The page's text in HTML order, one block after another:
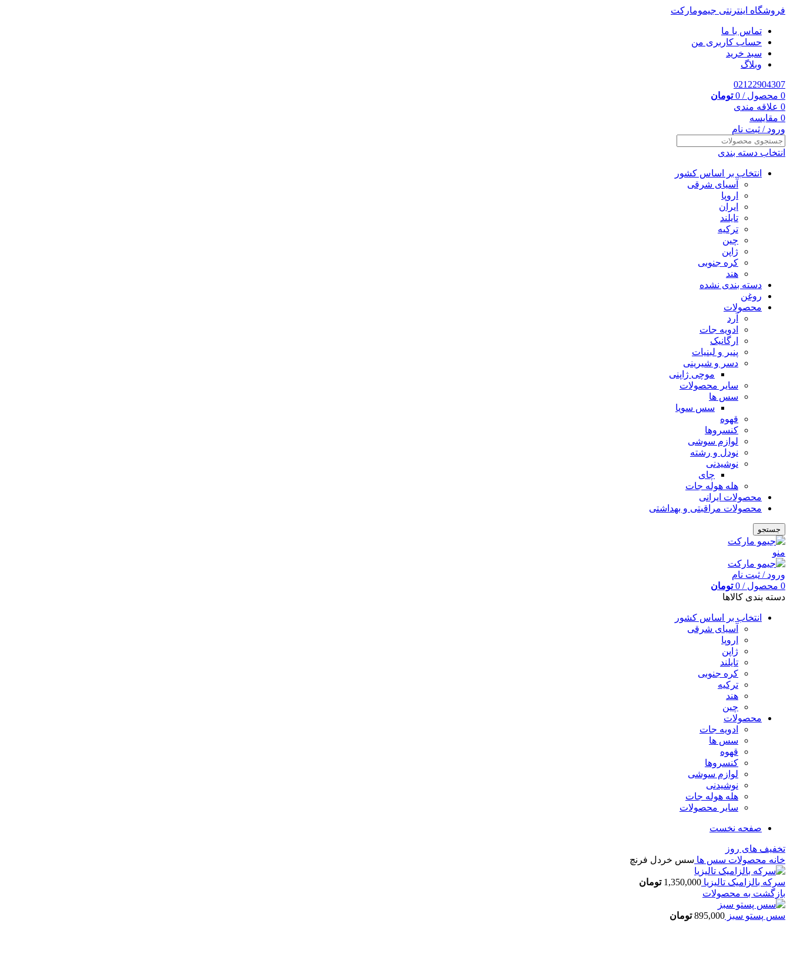
فروشگاه اینترنتی جیمومارکت
تماس با ما
حساب کاربری من
سبد خرید
وبلاگ
02122904307
0 محصول /
0 تومان
0 علاقه مندی
0 مقایسه
ورود / ثبت نام
انتخاب دسته بندی
انتخاب بر اساس کشور
آسیای شرقی
اروپا
ایران
تایلند
ترکیه
چین
ژاپن
کره جنوبی
هند
دسته بندی نشده
روغن
محصولات
آرد
ادویه جات
ارگانیک
پنیر و لبنیات
دسر و شیرینی
موچی ژاپنی
سایر محصولات
سس ها
سس سویا
قهوه
کنسروها
لوازم سوشی
نودل و رشته
نوشیدنی
چای
هله هوله جات
محصولات ایرانی
محصولات مراقبتی و بهداشتی
جستجو
منو
ورود / ثبت نام
0 محصول /
0 تومان
دسته بندی کالاها
انتخاب بر اساس کشور
آسیای شرقی
اروپا
ژاپن
تایلند
کره جنوبی
ترکیه
هند
چین
محصولات
ادویه جات
سس ها
قهوه
کنسروها
لوازم سوشی
نوشیدنی
هله هوله جات
سایر محصولات
صفحه نخست
تخفیف های روز
خانه محصولات سس ها سس خردل فرنچ
سرکه بالزامیک تالیزیا 1,350,000 تومان
بازگشت به محصولات
سس پستو سبز 895,000 تومان